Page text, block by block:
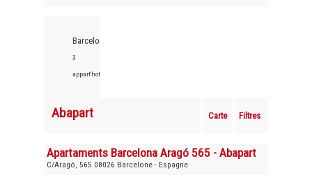
Barcelone,
3
appart'hotels
Abapart Carte Filtres
Apartaments Barcelona Aragó 565 - Abapart
C/Aragó, 565 08026 Barcelone - Espagne